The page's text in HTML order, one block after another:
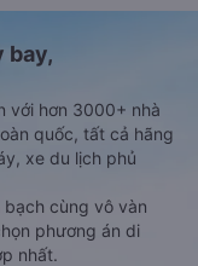
bay,
với hơn 3000+ nhà
quốc, tất cả hãng
xe du lịch phủ
cùng vô vàn
phương án di
nhất.